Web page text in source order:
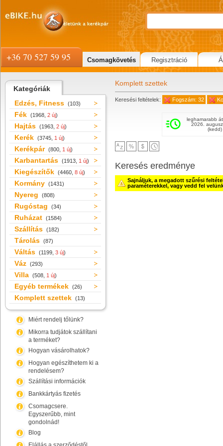
Kategóriák
Edzés, Fitness (103)
Fék (1968, 2 új)
Hajtás (1963, 2 új)
Kerék (3745, 1 új)
Kerékpár (800, 1 új)
Karbantartás (1913, 1 új)
Kiegészítők (4460, 8 új)
Kormány (1431)
Nyereg (808)
Rugóstag (34)
Ruházat (1584)
Szállítás (182)
Tárolás (87)
Váltás (1199, 3 új)
Váz (293)
Villa (508, 1 új)
Egyéb termékek (26)
Komplett szettek (13)
Miért rendelj tőlünk?
Mikorra tudjátok szállítani
a terméket?
Hogyan vásárolhatok?
Hogyan egészíthetem ki a
rendelésem?
Szállítási információk
Bankkártyás fizetés
Csomagcsere.
Egyszerűbb, mint
gondolnád!
Blog
Komplett szettek
Keresési feltételek: Fogszám: 32
leghamarabb
2026.
(kedd)
Keresés eredménye
Sajnáljuk, a megadott szűrési
paraméterekkel, vagy vedd fel
+36 70 527 59 95 Csomagkövetés Regisztráció